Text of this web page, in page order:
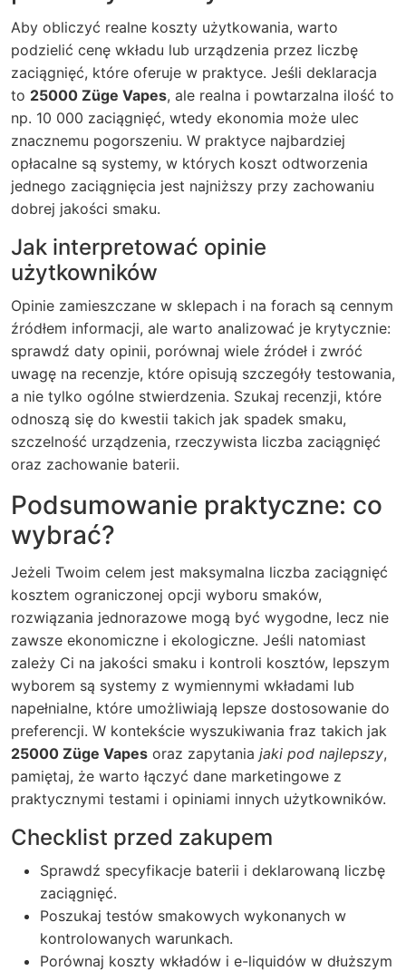
Aby obliczyć realne koszty użytkowania, warto
podzielić cenę wkładu lub urządzenia przez liczbę
zaciągnięć, które oferuje w praktyce. Jeśli deklaracja
to 25000 Züge Vapes, ale realna i powtarzalna ilość to
np. 10 000 zaciągnięć, wtedy ekonomia może ulec
znacznemu pogorszeniu. W praktyce najbardziej
opłacalne są systemy, w których koszt odtworzenia
jednego zaciągnięcia jest najniższy przy zachowaniu
dobrej jakości smaku.
Jak interpretować opinie
użytkowników
Opinie zamieszczane w sklepach i na forach są cennym
źródłem informacji, ale warto analizować je krytycznie:
sprawdź daty opinii, porównaj wiele źródeł i zwróć
uwagę na recenzje, które opisują szczegóły testowania,
a nie tylko ogólne stwierdzenia. Szukaj recenzji, które
odnoszą się do kwestii takich jak spadek smaku,
szczelność urządzenia, rzeczywista liczba zaciągnięć
oraz zachowanie baterii.
Podsumowanie praktyczne: co
wybrać?
Jeżeli Twoim celem jest maksymalna liczba zaciągnięć
kosztem ograniczonej opcji wyboru smaków,
rozwiązania jednorazowe mogą być wygodne, lecz nie
zawsze ekonomiczne i ekologiczne. Jeśli natomiast
zależy Ci na jakości smaku i kontroli kosztów, lepszym
wyborem są systemy z wymiennymi wkładami lub
napełnialne, które umożliwiają lepsze dostosowanie do
preferencji. W kontekście wyszukiwania fraz takich jak
25000 Züge Vapes oraz zapytania jaki pod najlepszy,
pamiętaj, że warto łączyć dane marketingowe z
praktycznymi testami i opiniami innych użytkowników.
Checklist przed zakupem
Sprawdź specyfikacje baterii i deklarowaną liczbę
zaciągnięć.
Poszukaj testów smakowych wykonanych w
kontrolowanych warunkach.
Porównaj koszty wkładów i e-liquidów w dłuższym